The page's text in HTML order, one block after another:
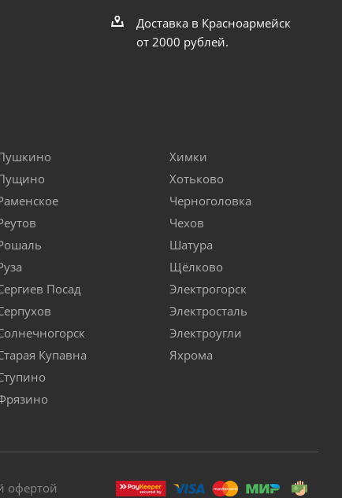
Доставка в Красноармейск
от 2000 рублей.
Посад
Купавна
Химки
Хотьково
Черноголовка
Чехов
Шатура
Щёлково
Электрогорск
Электросталь
Электроугли
Яхрома
офертой